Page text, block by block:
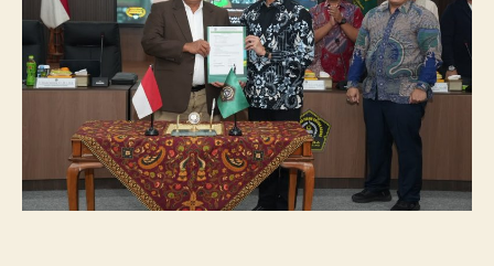
Raih
Akreditasi
Internasional
ACQUIN
Lewat
Jalur
Track